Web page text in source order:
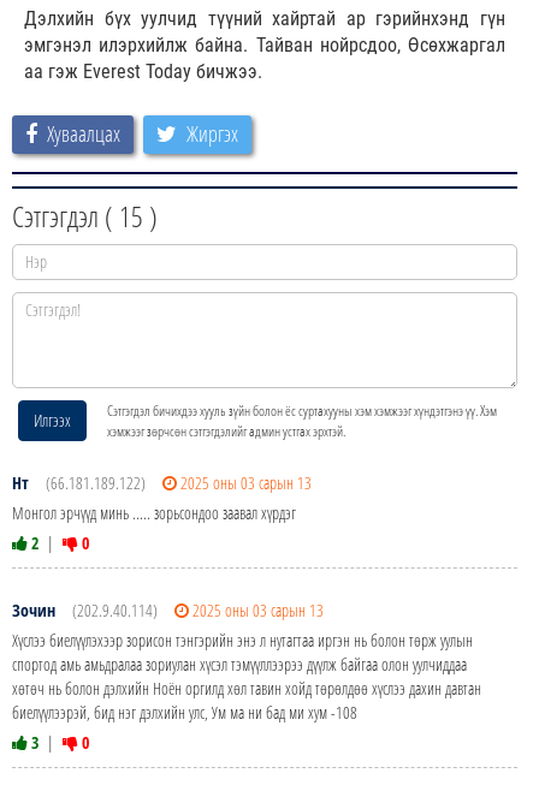
Дэлхийн бүх уулчид түүний хайртай ар гэрийнхэнд гүн
эмгэнэл илэрхийлж байна. Тайван нойрсдоо, Өсөхжаргал
аа гэж Everest Today бичжээ.
Хуваалцах Жиргэх
Сэтгэгдэл ( 15 )
Илгээх
Сэтгэгдэл бичихдээ хууль зүйн болон ёс суртахууны хэм хэмжээг хүндэтгэнэ үү. Хэм
хэмжээг зөрчсөн сэтгэгдэлийг админ устгах эрхтэй.
Нт (66.181.189.122)
2025 оны 03 сарын 13
Монгол эрчүүд минь ..... зорьсондоо заавал хүрдэг
2 | 0
Зочин (202.9.40.114)
2025 оны 03 сарын 13
Хүслээ биелүүлэхээр зорисон тэнгэрийн энэ л нутагтаа иргэн нь болон төрж уулын
спортод амь амьдралаа зориулан хүсэл тэмүүллээрээ дүүлж байгаа олон уулчиддаа
хөтөч нь болон дэлхийн Ноён оргилд хөл тавин хойд төрөлдөө хүслээ дахин давтан
биелүүлээрэй, бид нэг дэлхийн улс, Ум ма ни бад ми хум -108
3 | 0